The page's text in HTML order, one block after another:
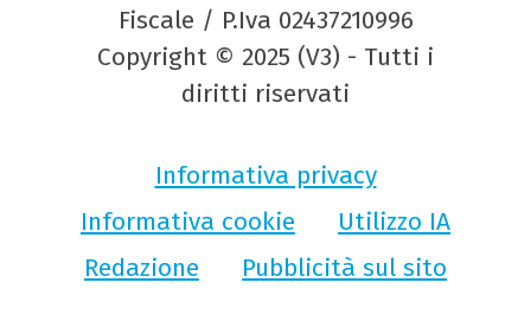
Fiscale / P.Iva 02437210996
Copyright © 2025 (V3) - Tutti i
diritti riservati
Informativa privacy
Informativa cookie
Utilizzo IA
Redazione
Pubblicità sul sito